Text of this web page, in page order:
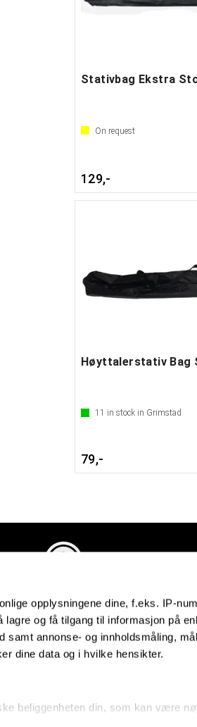
opplysningene dine, f.eks. IP-
og få tilgang til informasjon på
samt annonse- og innholdsmåling,
dine data og i hvilke hensikter.
beliggenheten din, som kan være
Stativbag Ekstra
On request
129,-
Høyttalerstativ Bag
11 in stock in Grimstad
79,-
Industriveien 4
4879 Grimstad
991434461